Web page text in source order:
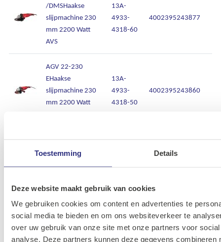
Toestemming Details
Deze website maakt gebruik van cookies
We gebruiken cookies om content en advertenties te
social media te bieden en om ons websiteverkeer te
over uw gebruik van onze site met onze partners voor
analyse. Deze partners kunnen deze gegevens combineren
/DMSHaakse
slijpmachine 230
mm 2200 Watt
AVS
13A-
4933-
4318-60
4002395243877
AGV 22-230
EHaakse
slijpmachine 230
mm 2200 Watt
13A-
4933-
4318-50
4002395243860
EStiftslijpmachine
4002395230013
DG 7
EStiftslijpmachine
600 Watt
13A-
4933-
4002395231928
DGL 30
13A-